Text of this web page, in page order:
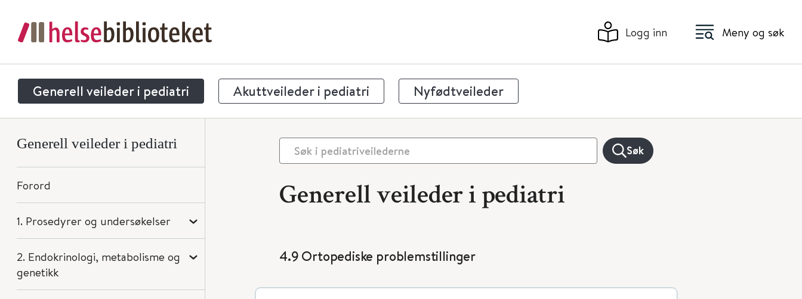
Logg inn Meny og søk
Generell veileder i pediatri Akuttveileder i pediatri Nyfødtveileder
Generell veileder i pediatri
Forord
1. Prosedyrer og undersøkelser
2. Endokrinologi, metabolisme og
genetikk
Søk
Generell veileder i pediatri
4.9 Ortopediske problemstillinger